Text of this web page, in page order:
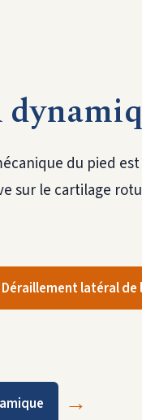
du pied
sur le cartilage
Déraillement latéral de
→